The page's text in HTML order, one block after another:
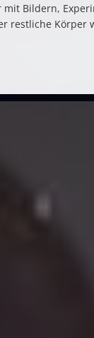
mit Bildern,
restliche Körper